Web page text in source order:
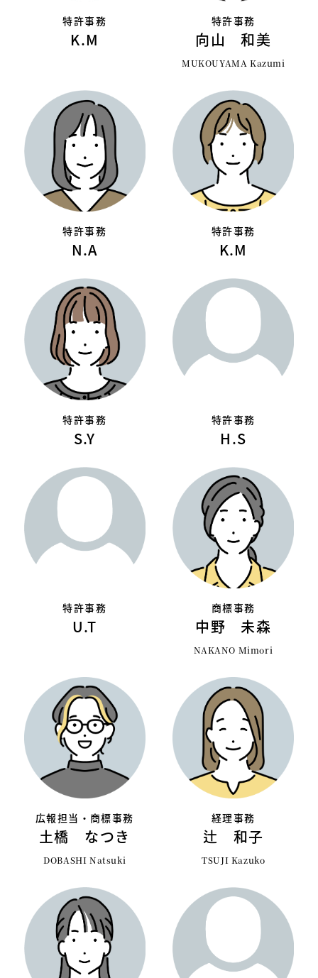
特許事務
K.M
特許事務
向山 和美
MUKOUYAMA Kazumi
特許事務
N.A
特許事務
K.M
特許事務
S.Y
特許事務
H.S
特許事務
U.T
商標事務
中野 未森
NAKANO Mimori
広報担当・商標事務
土橋 なつき
DOBASHI Natsuki
経理事務
辻 和子
TSUJI Kazuko